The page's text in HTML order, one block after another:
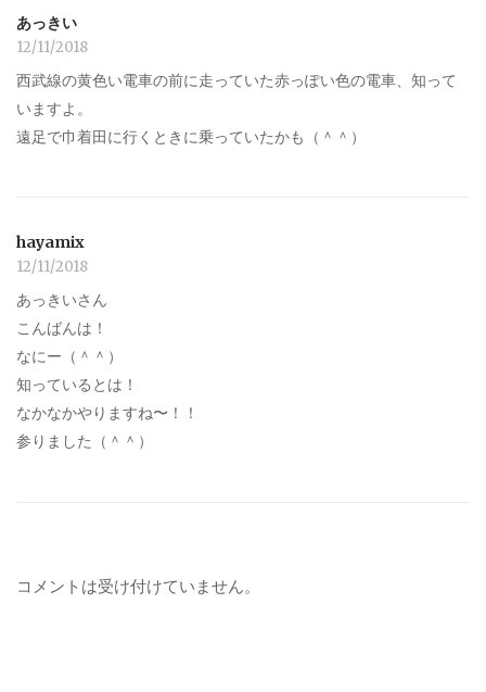
あっきい
12/11/2018
西武線の黄色い電車の前に走っていた赤っぽい色の電車、知って
いますよ。
遠足で巾着田に行くときに乗っていたかも（＾＾）
hayamix
12/11/2018
あっきいさん
こんばんは！
なにー（＾＾）
知っているとは！
なかなかやりますね〜！！
参りました（＾＾）
コメントは受け付けていません。